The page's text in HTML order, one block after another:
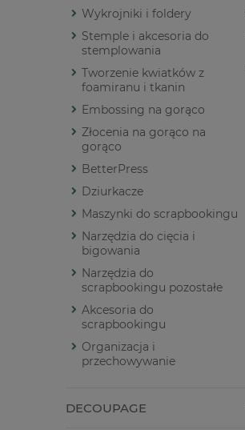
Wykrojniki i foldery
Stemple i akcesoria do
stemplowania
Tworzenie kwiatków z
foamiranu i tkanin
Embossing na gorąco
Złocenia na gorąco na
gorąco
BetterPress
Dziurkacze
Maszynki do scrapbookingu
Narzędzia do cięcia i
bigowania
Narzędzia do
scrapbookingu pozostałe
Akcesoria do
scrapbookingu
Organizacja i
przechowywanie
DECOUPAGE